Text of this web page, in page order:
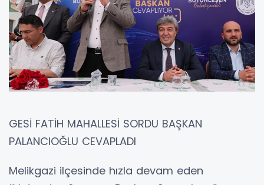
GESİ FATİH MAHALLESİ SORDU BAŞKAN
PALANCIOĞLU CEVAPLADI
Melikgazi ilçesinde hızla devam eden